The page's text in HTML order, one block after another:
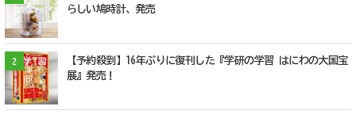
らしい鳩時計、発売
2
【予約殺到】16年ぶりに復刊した『学研の学習 はにわの大国宝
展』発売！